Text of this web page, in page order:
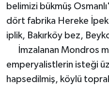
belimizi bükmüş
dört fabrika Hereke
iplik, Bakırköy bez,
İmzalanan Mondros
emperyalistlerin isteği
hapsedilmiş, köylü